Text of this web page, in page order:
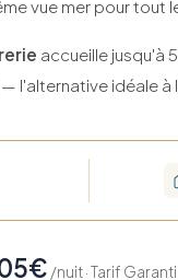
vue mer pour tout
accueille jusqu'à
l'alternative idéale à
/nuit · Tarif